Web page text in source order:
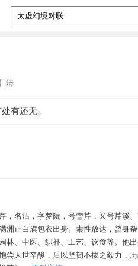
清
有还无。
，名沾，字梦阮，号雪芹，又号芹溪
洲正白旗包衣出身。素性放达，曾身
林、中医、织补、工艺、饮食等。他
尝人世辛酸，后以坚韧不拔之毅力，